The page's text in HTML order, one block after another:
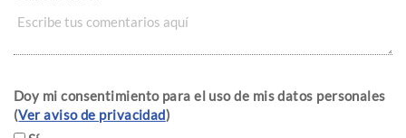
Doy mi consentimiento para el uso de mis datos personales
(Ver aviso de privacidad)